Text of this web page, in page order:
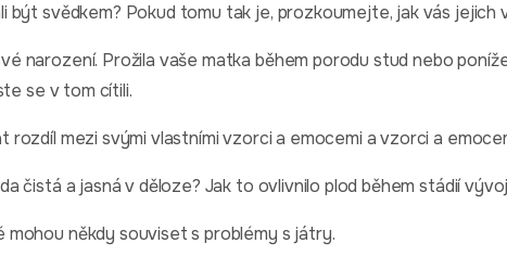
být svědkem? Pokud tomu tak je, prozkoumejte, jak vás jejich
narození. Prožila vaše matka během porodu stud nebo
se v tom cítili.
rozdíl mezi svými vlastními vzorci a emocemi a vzorci a
čistá a jasná v děloze? Jak to ovlivnilo plod během stádií
mohou někdy souviset s problémy s játry.